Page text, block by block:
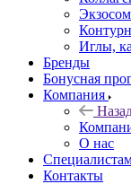
Иглы,
Бренды
Бонусная
Компания
О нас
Контакты